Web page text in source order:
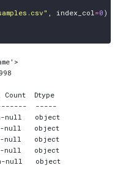
index_col =0 )
Dtype
-----
null   object
null   object
null   object
null   object
null   object